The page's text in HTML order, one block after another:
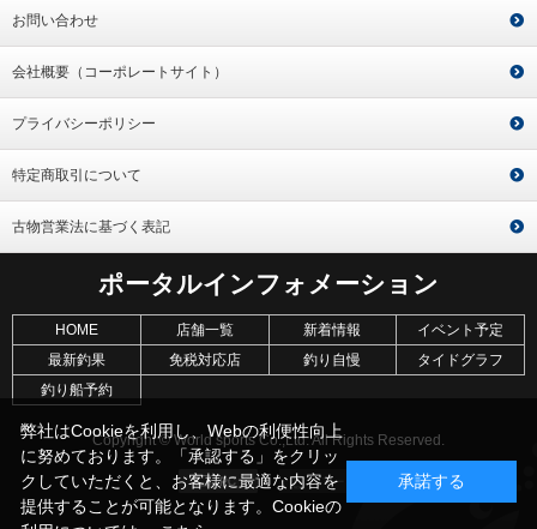
お問い合わせ
会社概要（コーポレートサイト）
プライバシーポリシー
特定商取引について
古物営業法に基づく表記
ポータルインフォメーション
HOME 店舗一覧 新着情報
イベント予定
最新釣果
免税対応店 釣り自慢
タイドグラフ
釣り船予約
Copyright © World sports Co.,Ltd. All Rights Reserved.
弊社はCookieを利用し、Webの利便性向上
に努めております。「承認する」をクリッ
クしていただくと、お客様に最適な内容を
提供することが可能となります。Cookieの
承諾する